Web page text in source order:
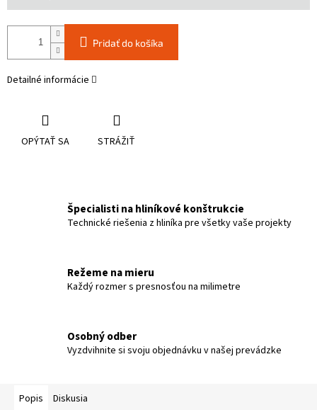
Pridať do košíka
Detailné informácie
OPÝTAŤ SA STRÁŽIŤ
Špecialisti na hliníkové konštrukcie
Technické riešenia z hliníka pre všetky vaše projekty
Režeme na mieru
Každý rozmer s presnosťou na milimetre
Osobný odber
Vyzdvihnite si svoju objednávku v našej prevádzke
Popis Diskusia